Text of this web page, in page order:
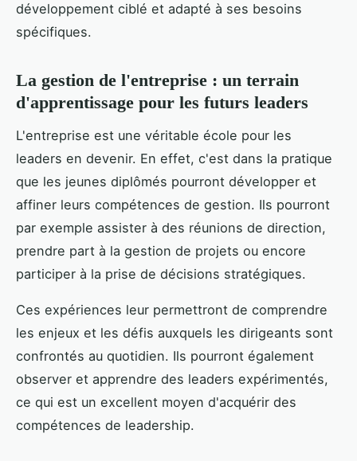
développement ciblé et adapté à ses besoins
spécifiques.
La gestion de l'entreprise : un terrain
d'apprentissage pour les futurs leaders
L'entreprise est une véritable école pour les
leaders en devenir. En effet, c'est dans la pratique
que les jeunes diplômés pourront développer et
affiner leurs compétences de gestion. Ils pourront
par exemple assister à des réunions de direction,
prendre part à la gestion de projets ou encore
participer à la prise de décisions stratégiques.
Ces expériences leur permettront de comprendre
les enjeux et les défis auxquels les dirigeants sont
confrontés au quotidien. Ils pourront également
observer et apprendre des leaders expérimentés,
ce qui est un excellent moyen d'acquérir des
compétences de leadership.